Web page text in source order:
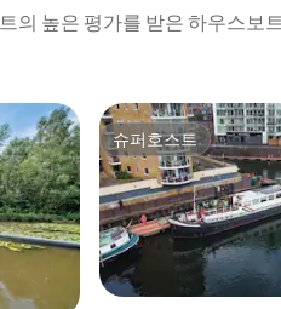
의 높은 평가를 받은 하우스보
슈퍼호스트
슈퍼호스트